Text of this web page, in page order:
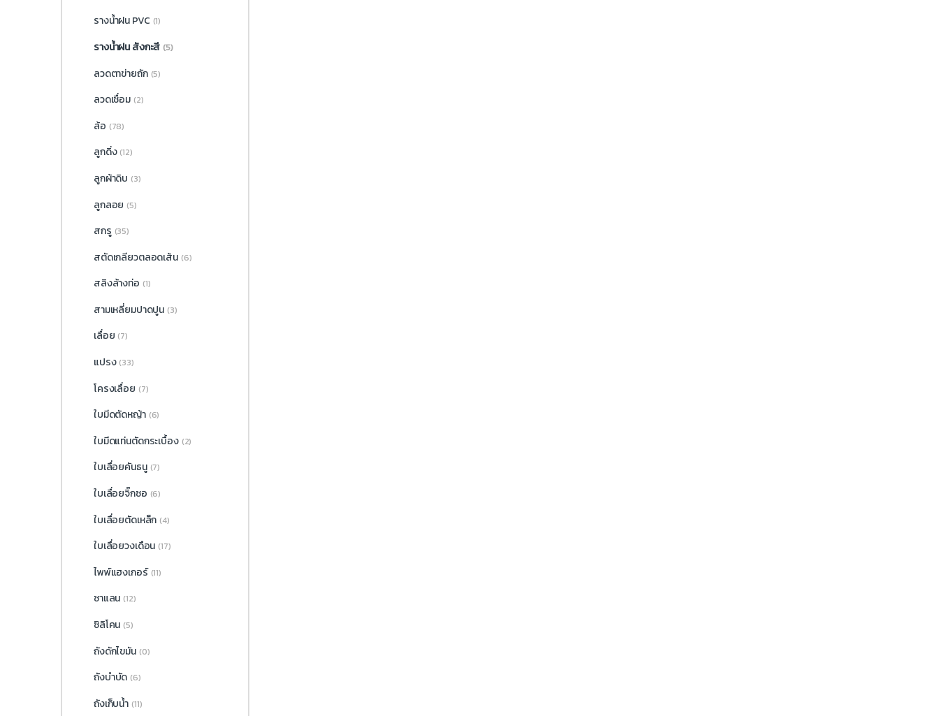
รางน้ำฝน PVC (1)
รางน้ำฝน สังกะสี (5)
ลวดตาข่ายถัก (5)
ลวดเชื่อม (2)
ล้อ (78)
ลูกดิ่ง (12)
ลูกผ้าดิบ (3)
ลูกลอย (5)
สกรู (35)
สตัดเกลียวตลอดเส้น (6)
สลิงล้างท่อ (1)
สามเหลี่ยมปาดปูน (3)
เลื่อย (7)
แปรง (33)
โครงเลื่อย (7)
ใบมีดตัดหญ้า (6)
ใบมีดแท่นตัดกระเบื้อง (2)
ใบเลื่อยคันธนู (7)
ใบเลื่อยจิ๊กซอ (6)
ใบเลื่อยตัดเหล็ก (4)
ใบเลื่อยวงเดือน (17)
ไพพ์แฮงเกอร์ (11)
ซาแลน (12)
ซิลิโคน (5)
ถังดักไขมัน (0)
ถังบำบัด (6)
ถังเก็บน้ำ (11)